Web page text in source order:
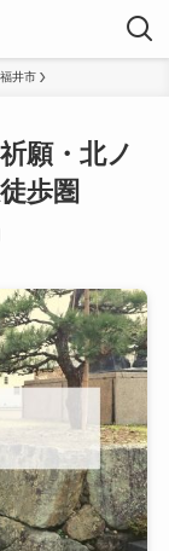
福井市
願・北ノ
歩圏